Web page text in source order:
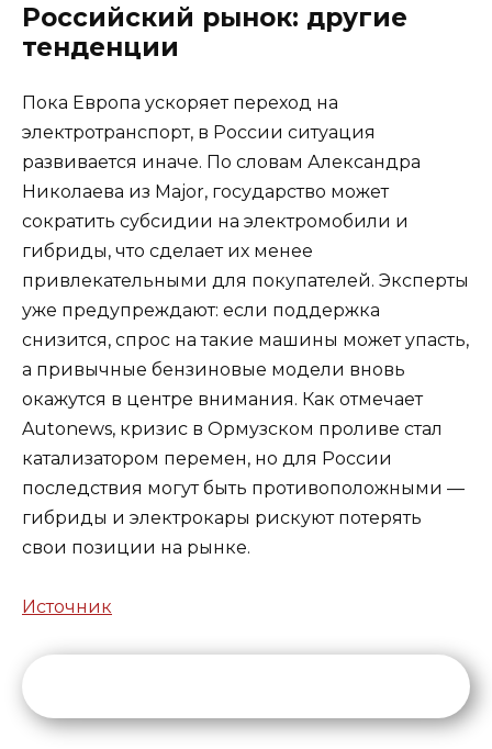
Российский рынок: другие
тенденции
Пока Европа ускоряет переход на
электротранспорт, в России ситуация
развивается иначе. По словам Александра
Николаева из Major, государство может
сократить субсидии на электромобили и
гибриды, что сделает их менее
привлекательными для покупателей. Эксперты
уже предупреждают: если поддержка
снизится, спрос на такие машины может упасть,
а привычные бензиновые модели вновь
окажутся в центре внимания. Как отмечает
Autonews, кризис в Ормузском проливе стал
катализатором перемен, но для России
последствия могут быть противоположными —
гибриды и электрокары рискуют потерять
свои позиции на рынке.
Источник